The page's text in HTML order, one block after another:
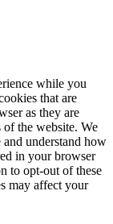
while you
that are
as they are
the website. We
understand how
in your browser
to opt-out of these
may affect your